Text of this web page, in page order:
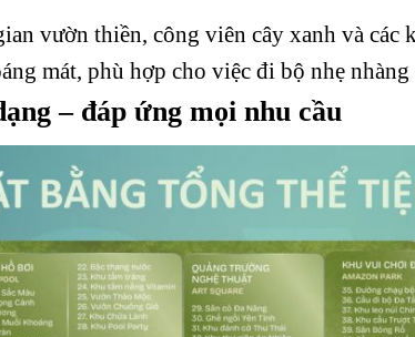
vườn thiền, công viên cây xanh và
mát, phù hợp cho việc đi bộ nhẹ
– đáp ứng mọi nhu cầu